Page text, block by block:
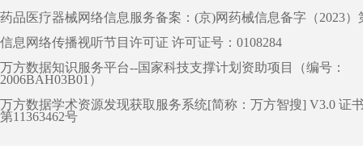
药品医疗器械网络信息服务备案：(京)网药械信息备字（2023）
信息网络传播视听节目许可证 许可证号：0108284
万方数据知识服务平台--国家科技支撑计划资助项目（编号：
2006BAH03B01）
万方数据学术资源发现获取服务系统[简称：万方智搜] V3.0 证
第11363462号